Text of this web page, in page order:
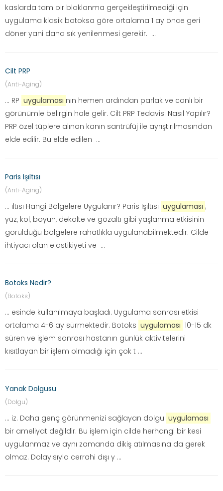
kaslarda tam bir bloklanma gerçekleştirilmediği için
uygulama klasik botoksa göre ortalama 1 ay önce geri
döner yani daha sık yenilenmesi gerekir. ...
Cilt PRP
(Anti-Aging)
... RP uygulaması nın hemen ardından parlak ve canlı bir
görünümle belirgin hale gelir. Cilt PRP Tedavisi Nasıl Yapılır?
PRP özel tüplere alınan kanın santrüfüj ile ayrıştırılmasından
elde edilir. Bu elde edilen ...
Paris Işıltısı
(Anti-Aging)
... ıltısı Hangi Bölgelere Uygulanır? Paris Işıltısı uygulaması ;
yüz, kol, boyun, dekolte ve gözaltı gibi yaşlanma etkisinin
görüldüğü bölgelere rahatlıkla uygulanabilmektedir. Cilde
ihtiyacı olan elastikiyeti ve ...
Botoks Nedir?
(Botoks)
... esinde kullanılmaya başladı. Uygulama sonrası etkisi
ortalama 4-6 ay sürmektedir. Botoks uygulaması 10-15 dk
süren ve işlem sonrası hastanın günlük aktivitelerini
kısıtlayan bir işlem olmadığı için çok t ...
Yanak Dolgusu
(Dolgu)
... iz. Daha genç görünmenizi sağlayan dolgu uygulaması
bir ameliyat değildir. Bu işlem için cilde herhangi bir kesi
uygulanmaz ve aynı zamanda dikiş atılmasına da gerek
olmaz. Dolayısıyla cerrahi dışı y ...